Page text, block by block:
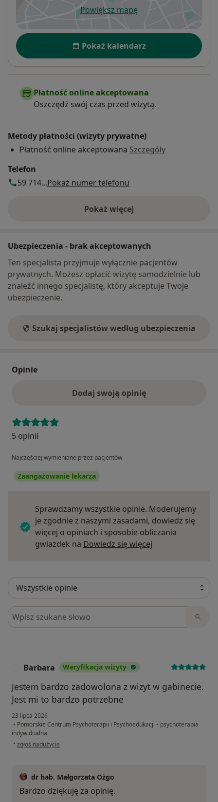
Powiększ mapęotwiera się w nowej karcie
Dostępność
Pokaż kalendarz
Płatność online akceptowana
Oszczędź swój czas przed wizytą.
Metody płatności (wizyty prywatne)
Płatność online akceptowana Szczegóły
Telefon
59 714...Pokaż numer telefonu
Pokaż więcej
o adresie
Ubezpieczenia - brak akceptowanych
Ten specjalista przyjmuje wyłącznie pacjentów
prywatnych. Możesz opłacić wizytę samodzielnie lub
znaleźć innego specjalistę, który akceptuje Twoje
ubezpieczenie.
Szukaj specjalistów według ubezpieczenia
Opinie
Dodaj swoją opinię
5 opinii
Najczęściej wymieniane przez pacjentów
Zaangażowanie lekarza
Sprawdzamy wszystkie opinie. Moderujemy
je zgodnie z naszymi zasadami, dowiedz się
więcej o opiniach i sposobie obliczania
gwiazdek na Dowiedz się więcej
Szukaj w opiniach
Barbara Weryfikacja wizyty
Jestem bardzo zadowolona z wizyt w gabinecie.
Jest mi to bardzo potrzebne
23 lipca 2026
• Pomorskie Centrum Psychoterapii i Psychoedukacji • psychoterapia
indywidualna
• w opinii użytkownika Barbara
zgłoś nadużycie
dr hab. Małgorzata Ożgo
Bardzo dziękuję za opinię.